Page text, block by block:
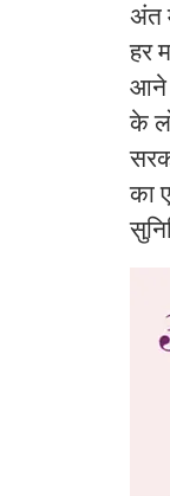
अंत
हर
आने
के
का